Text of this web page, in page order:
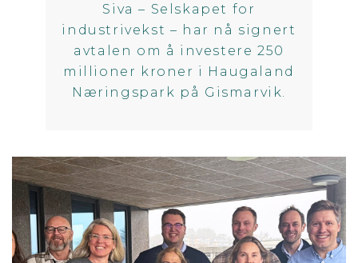
Siva – Selskapet for
industrivekst – har nå signert
avtalen om å investere 250
millioner kroner i Haugaland
Næringspark på Gismarvik.